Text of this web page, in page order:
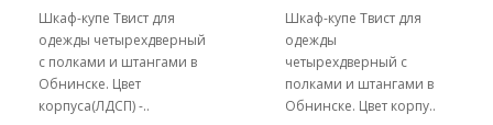
Шкаф-купе Твист для
одежды четырехдверный
с полками и штангами в
Обнинске. Цвет
корпуса(ЛДСП) -..
Шкаф-купе Твист для
одежды
четырехдверный с
полками и штангами в
Обнинске. Цвет корпу..